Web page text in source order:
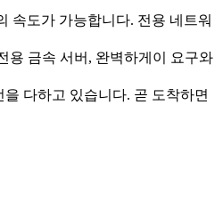
속도가 가능합니다. 전용 네트워
용 금속 서버, 완벽하게이 요구와
다하고 있습니다. 곧 도착하면